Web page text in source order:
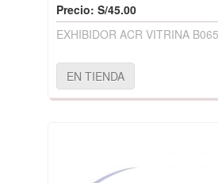
Precio: S/45.00
EXHIBIDOR ACR VITRINA
EN TIENDA